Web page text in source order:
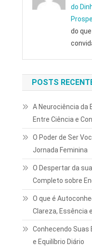
do
do
POSTS
A Neurociência da
Entre Ciência e
O Poder de Ser
Jornada Feminina
O Despertar da
Completo sobre
O que é
Clareza, Essência
Conhecendo Suas
e Equilíbrio Diário